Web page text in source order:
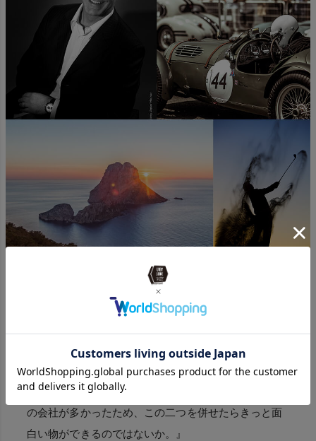
BRISTON の創業者 BRICE JAUNET（ブリス ジュネ）
はRichemont や Cartier といった大手高級時計ブランド
フランスとスイスの山間で車を運転していたブリスに
ある案がひらめきました。
『フランスはアイウェアの会社が多く、スイスは時計
の会社が多かったため、この二つを併せたらきっと面
白い物ができるのではないか。』